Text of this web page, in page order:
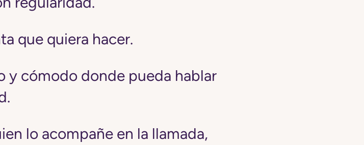
que quiera hacer.
y cómodo donde pueda hablar
lo acompañe en la llamada,